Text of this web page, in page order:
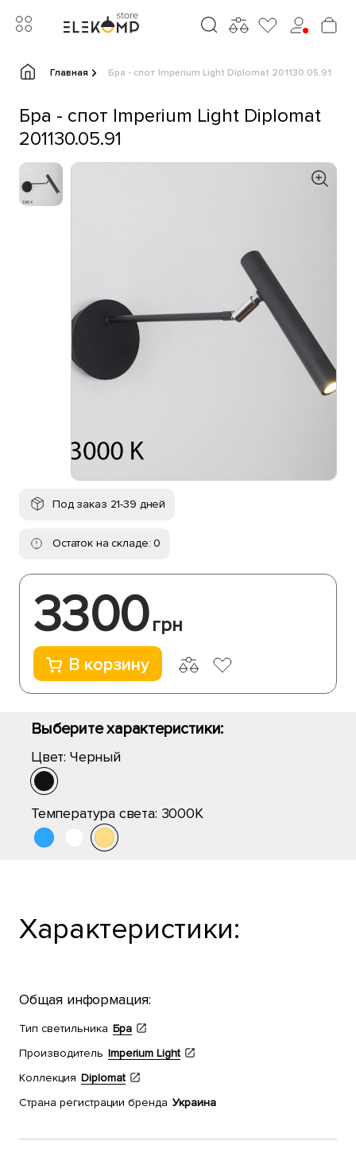
Главная Бра - спот Imperium Light Diplomat 201130.05.91
Бра - спот Imperium Light Diplomat
201130.05.91
Под заказ 21-39 дней
Остаток на складе: 0
3300грн
В корзину
Выберите характеристики:
Цвет: Черный
Температура света: 3000K
Характеристики:
Общая информация:
Тип светильника Бра
Производитель Imperium Light
Коллекция Diplomat
Страна регистрации бренда Украина